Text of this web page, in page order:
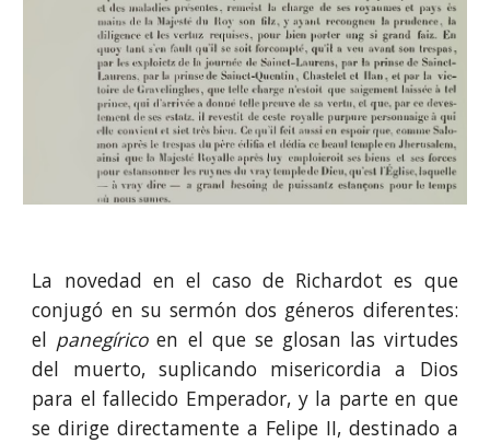
La novedad en el caso de Richardot es que
conjugó en su sermón dos géneros diferentes:
el panegíricoen el que se glosan las virtudes
del muerto, suplicando misericordia a Dios
para el fallecido Emperador, y la parte en que
se dirige directamente a Felipe II, destinado a